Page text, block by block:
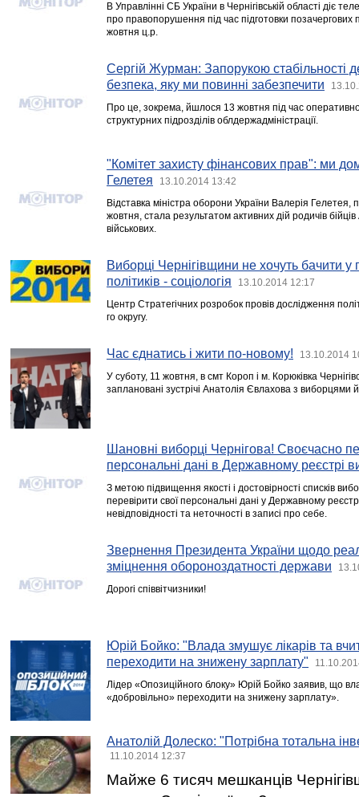
В Управлінні СБ України в Чернігівській області діє
про правопорушення під час підготовки позачергових
жовтня ц.р.
Сергій Журман: Запорукою стабільності
безпека, яку ми повинні забезпечити
Про це, зокрема, йшлося 13 жовтня під час
структурних підрозділів облдержадміністрації.
"Комітет захисту фінансових прав": ми
Гелетея
13.10.2014 13:42
Відставка міністра оборони України Валерія
жовтня, стала результатом активних дій родичів
військових.
Виборці Чернігівщини не хочуть бачити у
політиків - соціологія
13.10.2014 12:17
Центр Стратегічних розробок провів дослідження
го округу.
Час єднатись і жити по-новому! 13.10.2014
У суботу, 11 жовтня, в смт Короп і м. Корюківка
заплановані зустрічі Анатолія Євлахова з виборцями
Шановні виборці Чернігова! Своєчасно
персональні дані в Державному реєстрі
З метою підвищення якості і достовірності списків
перевірити свої персональні дані у Державному
невідповідності та неточності в записі про себе.
Звернення Президента України щодо
зміцнення обороноздатності держави
Дорогі співвітчизники!
Юрій Бойко: "Влада змушує лікарів та
переходити на знижену зарплату"
Лідер «Опозиційного блоку» Юрій Бойко заявив, що
«добровільно» переходити на знижену зарплату».
Анатолій Долеско: "Потрібна тотальна
11.10.2014 12:37
Майже 6 тисяч мешканців